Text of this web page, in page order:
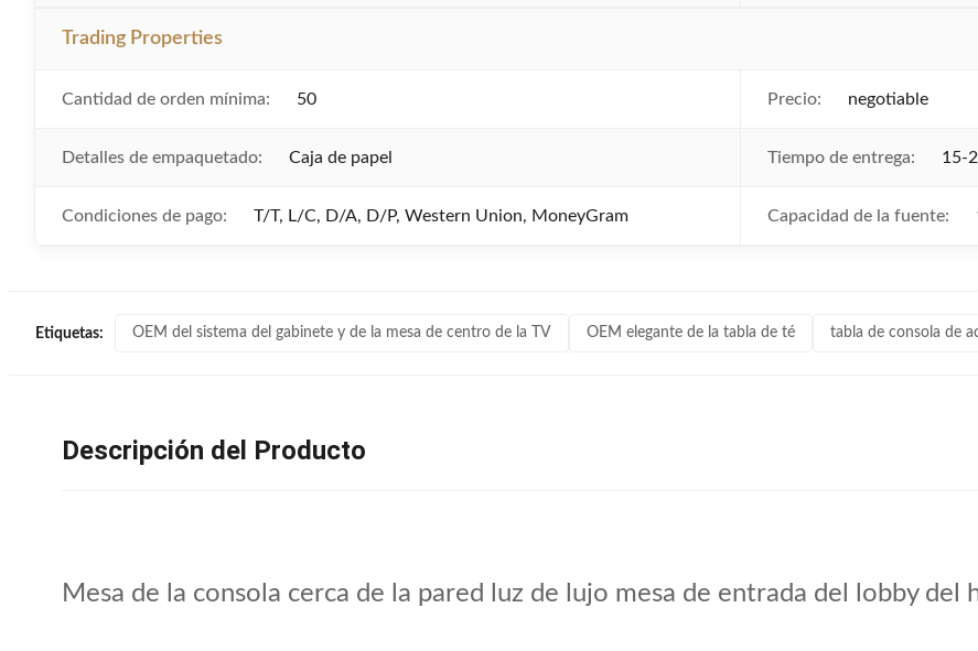
Trading Properties
Cantidad de orden mínima: 50 Precio: negotiable
Detalles de empaquetado: Caja de papel Tiempo de entrega: 15-
Condiciones de pago: T/T, L/C, D/A, D/P, Western Union, MoneyGram Capacidad de la fuente:
Etiquetas: OEM del sistema del gabinete y de la mesa de centro de la TV OEM elegante de la tabla de té tabla de consola de
Descripción del Producto
Mesa de la consola cerca de la pared luz de lujo mesa de entrada del lobby del